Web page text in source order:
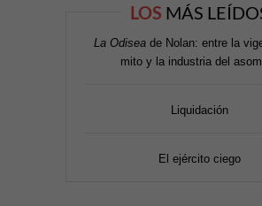
LOS MÁS
La Odisea de Nolan: entre la
mito y la industria del
Liquidación
El ejército ciego